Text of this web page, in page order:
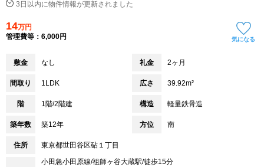
3日以内に物件情報が更新されました
14万円
管理費等：6,000円
気になる
敷金 なし 礼金 2ヶ月
間取り 1LDK 広さ 39.92m²
階 1階/2階建 構造 軽量鉄骨造
築年数 築12年 方位 南
住所 東京都世田谷区砧１丁目
小田急小田原線/祖師ヶ谷大蔵駅/徒歩15分